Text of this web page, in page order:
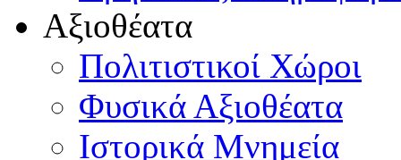
Αξιοθέατα
Πολιτιστικοί Χώροι
Φυσικά Αξιοθέατα
Ιστορικά Μνημεία